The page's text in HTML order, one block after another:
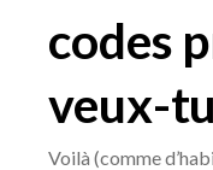
codes
veux-
Voilà (comme